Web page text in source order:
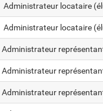
Administrateur locataire
Administrateur locataire
Administrateur
Administrateur
Administrateur